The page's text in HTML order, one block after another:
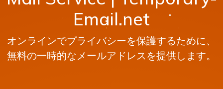
Email.net
オンラインでプライバシーを保護するために、
無料の一時的なメールアドレスを提供します。